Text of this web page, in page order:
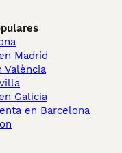
Madrid
València
Galicia
en Barcelona